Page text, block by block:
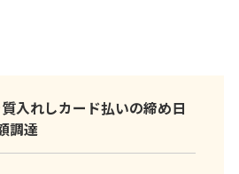
入れしカード払いの締め日
調達